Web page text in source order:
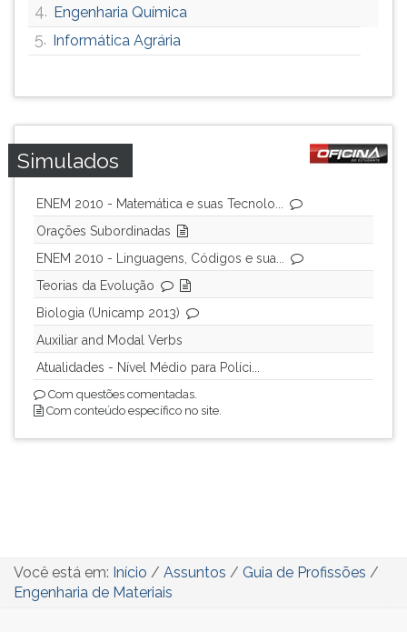
4. Engenharia Química
5. Informática Agrária
Simulados
ENEM 2010 - Matemática e suas Tecnolo...
Orações Subordinadas
ENEM 2010 - Linguagens, Códigos e sua...
Teorias da Evolução
Biologia (Unicamp 2013)
Auxiliar and Modal Verbs
Atualidades - Nível Médio para Políci...
Com questões comentadas.
Com conteúdo específico no site.
Você está em: Início / Assuntos / Guia de Profissões /
Engenharia de Materiais